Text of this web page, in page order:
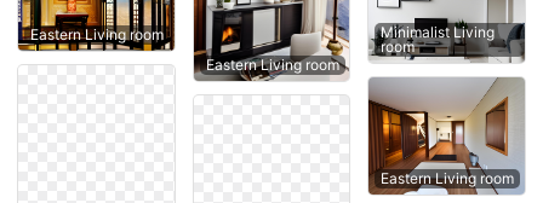
Eastern Living room
Eastern Living room
Minimalist Living
room
Eastern Living room